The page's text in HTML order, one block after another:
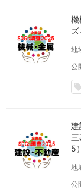
機
地
公
local_offer
建
5）
地
公